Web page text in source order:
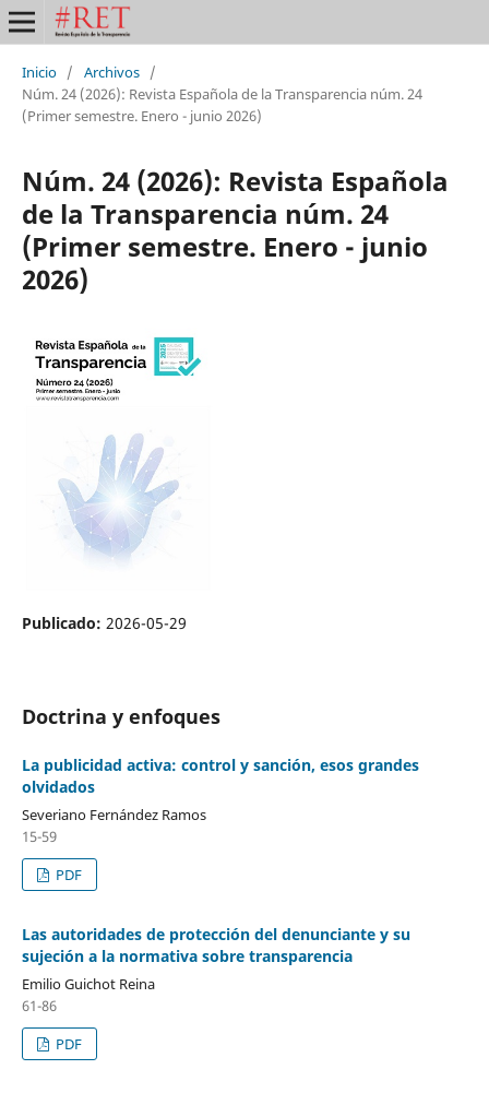
Inicio / Archivos /
Núm. 24 (2026): Revista Española de la Transparencia núm. 24
(Primer semestre. Enero - junio 2026)
Núm. 24 (2026): Revista Española
de la Transparencia núm. 24
(Primer semestre. Enero - junio
2026)
Publicado: 2026-05-29
Doctrina y enfoques
La publicidad activa: control y sanción, esos grandes
olvidados
Severiano Fernández Ramos
15-59
PDF
Las autoridades de protección del denunciante y su
sujeción a la normativa sobre transparencia
Emilio Guichot Reina
61-86
PDF